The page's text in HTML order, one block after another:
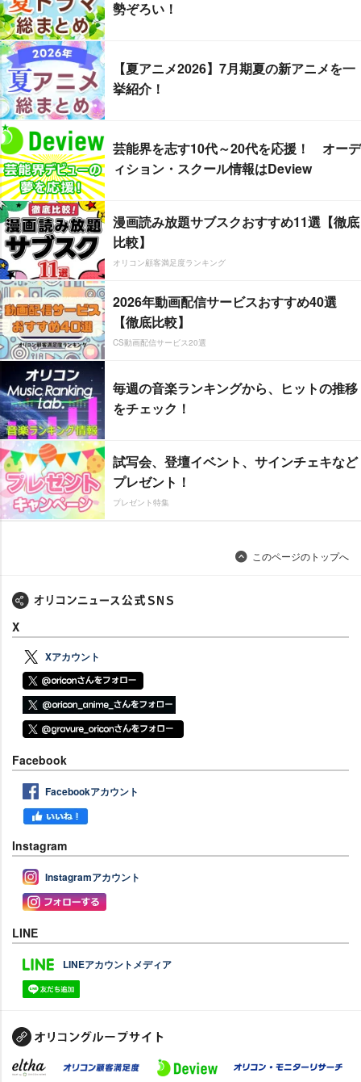
勢ぞろい！
【夏アニメ2026】7月期夏の新アニメを一
挙紹介！
芸能界を志す10代～20代を応援！ オーデ
ィション・スクール情報はDeview
漫画読み放題サブスクおすすめ11選【徹底
比較】
オリコン顧客満足度ランキング
2026年動画配信サービスおすすめ40選
【徹底比較】
CS動画配信サービス20選
毎週の音楽ランキングから、ヒットの推移
をチェック！
試写会、登壇イベント、サインチェキなど
プレゼント！
プレゼント特集
このページのトップへ
X
Xアカウント
Facebook
Facebookアカウント
Instagram
Instagramアカウント
LINE
LINEアカウントメディア